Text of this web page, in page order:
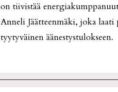
on tiivistää
Anneli Jäätteenmäki, joka laati
tyytyväinen äänestystulokseen.